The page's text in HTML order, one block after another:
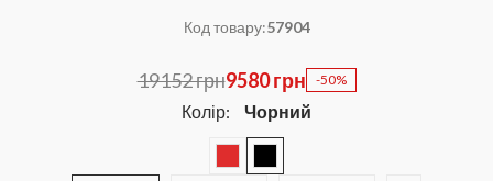
Код товару:57904
19152 грн9580 грн -50%
Колір: Чорний